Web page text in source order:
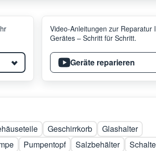
Video-Anleitungen zur Reparatur
Gerätes – Schritt für Schritt.
Geräte reparieren
Geschirrkorb
Glashalter
Pumpentopf Salzbehälter